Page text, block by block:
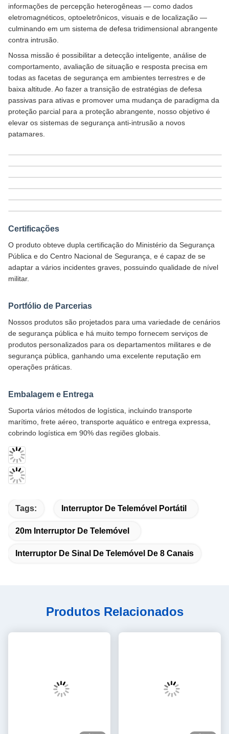
informações de percepção heterogêneas — como dados
eletromagnéticos, optoeletrônicos, visuais e de localização —
culminando em um sistema de defesa tridimensional abrangente
contra intrusão.
Nossa missão é possibilitar a detecção inteligente, análise de
comportamento, avaliação de situação e resposta precisa em
todas as facetas de segurança em ambientes terrestres e de
baixa altitude. Ao fazer a transição de estratégias de defesa
passivas para ativas e promover uma mudança de paradigma da
proteção parcial para a proteção abrangente, nosso objetivo é
elevar os sistemas de segurança anti-intrusão a novos
patamares.